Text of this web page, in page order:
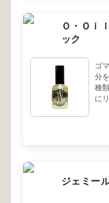
Ｏ・Ｏ
ック
ゴ
分
種
に
ジェミー